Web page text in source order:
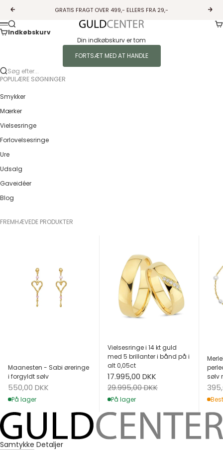
Forrige
GRATIS FRAGT OVER 499,- ELLERS FRA 29,-
Guldcenter
Menu
Søg
Indkøbskurv
Din indkøbskurv er tom
FORTSÆT MED AT HANDLE
Søg efter...
POPULÆRE SØGNINGER
Smykker
Mærker
Vielsesringe
Forlovelsesringe
Ure
Udsalg
Gaveidéer
Blog
FREMHÆVEDE PRODUKTER
Maanesten - Sabi øreringe
i forgyldt sølv
Salgspris
550,00 DKK
På lager
Vielsesringe i 14 kt guld
med 5 brillanter i bånd på i
alt 0,05ct
Salgspris
17.995,00 DKK
Normalpris
29.995,00 DKK
På lager
sølv
Samtykke Detaljer